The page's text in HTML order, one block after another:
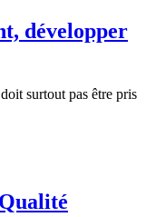
développer
surtout pas être pris